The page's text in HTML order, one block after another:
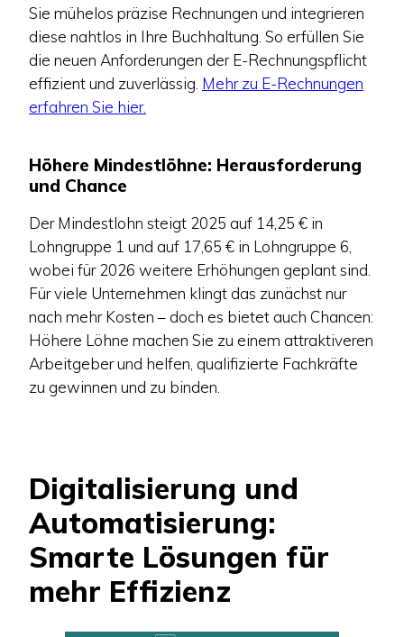
Sie mühelos präzise Rechnungen und integrieren
diese nahtlos in Ihre Buchhaltung. So erfüllen Sie
die neuen Anforderungen der E-Rechnungspflicht
effizient und zuverlässig. Mehr zu E-Rechnungen
erfahren Sie hier.
Höhere Mindestlöhne: Herausforderung
und Chance
Der Mindestlohn steigt 2025 auf 14,25 € in
Lohngruppe 1 und auf 17,65 € in Lohngruppe 6,
wobei für 2026 weitere Erhöhungen geplant sind.
Für viele Unternehmen klingt das zunächst nur
nach mehr Kosten – doch es bietet auch Chancen:
Höhere Löhne machen Sie zu einem attraktiveren
Arbeitgeber und helfen, qualifizierte Fachkräfte
zu gewinnen und zu binden.
Digitalisierung und
Automatisierung:
Smarte Lösungen für
mehr Effizienz